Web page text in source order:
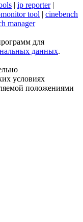
| ip reporter|
tool | cinebench
manager
для
данных.
условиях
положениями